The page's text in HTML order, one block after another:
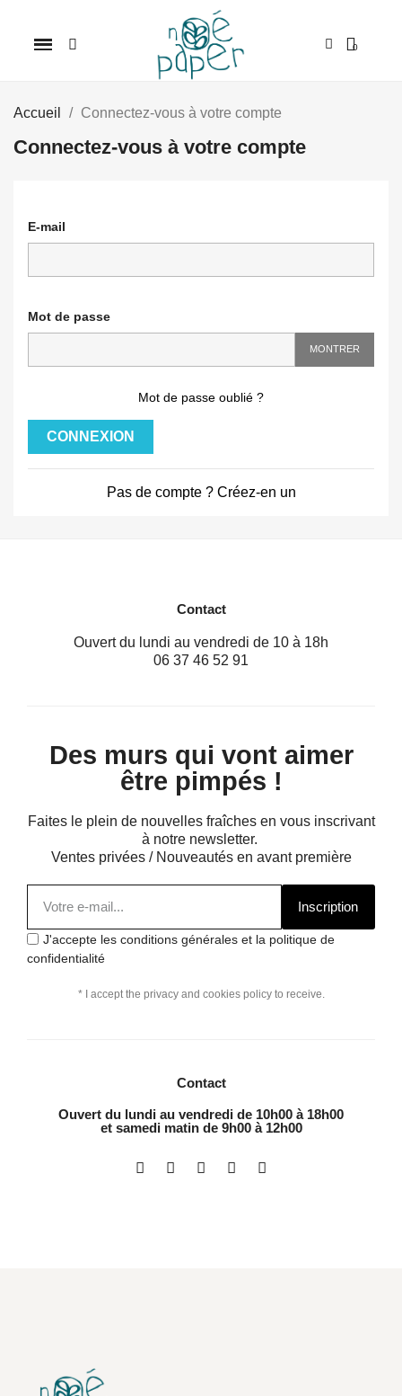
Accueil Connectez-vous à votre compte
Connectez-vous à votre compte
E-mail
Mot de passe
MONTRER
Mot de passe oublié ?
CONNEXION
Pas de compte ? Créez-en un
Contact
Ouvert du lundi au vendredi de 10 à 18h
06 37 46 52 91
Des murs qui vont aimer
être pimpés !
Faites le plein de nouvelles fraîches en vous inscrivant
à notre newsletter.
Ventes privées / Nouveautés en avant première
Inscription
J'accepte les conditions générales et la politique de
confidentialité
* I accept the privacy and cookies policy to receive.
Contact
Ouvert du lundi au vendredi de 10h00 à 18h00
et samedi matin de 9h00 à 12h00